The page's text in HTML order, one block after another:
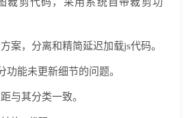
裁剪代码，采用系统自带裁剪功
案，分离和精简延迟加载js代码。
功能未更新细节的问题。
与其分类一致。